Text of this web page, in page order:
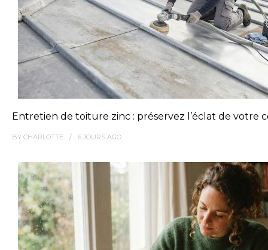
Entretien de toiture zinc : préservez l’éclat de votre
BY CHARLOTTE 6 JOURS AGO